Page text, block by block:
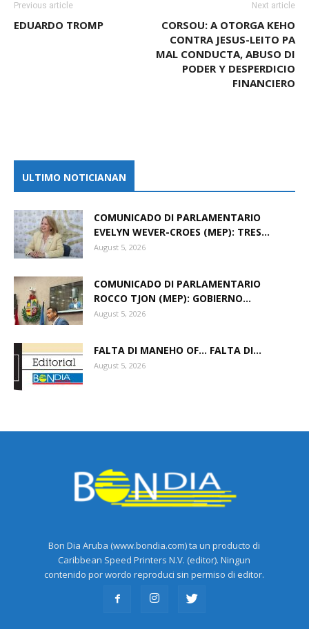
Previous article
EDUARDO TROMP
Next article
CORSOU: A OTORGA KEHO
CONTRA JESUS-LEITO PA
MAL CONDUCTA, ABUSO DI
PODER Y DESPERDICIO
FINANCIERO
ULTIMO NOTICIANAN
COMUNICADO DI PARLAMENTARIO
EVELYN WEVER-CROES (MEP): TRES...
August 5, 2026
COMUNICADO DI PARLAMENTARIO
ROCCO TJON (MEP): GOBIERNO...
August 5, 2026
FALTA DI MANEHO OF… FALTA DI...
August 5, 2026
Bon Dia Aruba (www.bondia.com) ta un producto di
Caribbean Speed Printers N.V. (editor). Ningun
contenido por wordo reproduci sin permiso di editor.